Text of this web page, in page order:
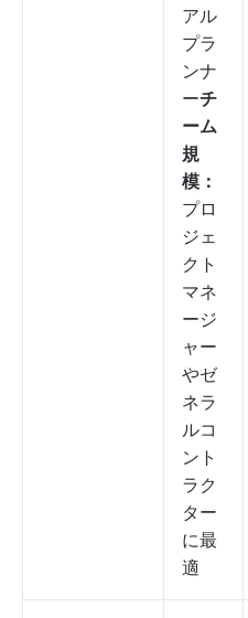
アル
プラ
ンナ
ーチ
ーム
規
模：
プロ
ジェ
クト
マネ
ージ
ャー
やゼ
ネラ
ルコ
ント
ラク
ター
に最
適